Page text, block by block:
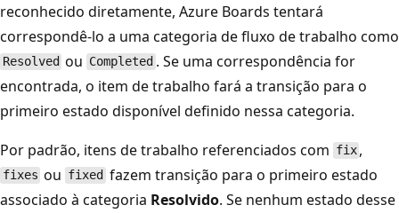
reconhecido diretamente, Azure Boards tentará
correspondê-lo a uma categoria de fluxo de trabalho como
Resolved ou Completed . Se uma correspondência for
encontrada, o item de trabalho fará a transição para o
primeiro estado disponível definido nessa categoria.
Por padrão, itens de trabalho referenciados com fix ,
fixes ou fixed fazem transição para o primeiro estado
associado à categoria Resolvido. Se nenhum estado desse